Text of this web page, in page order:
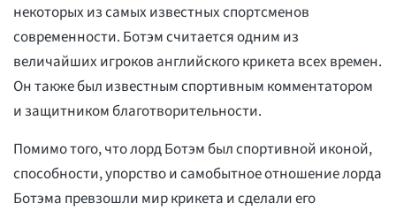
некоторых из самых известных спортсменов
современности. Ботэм считается одним из
величайших игроков английского крикета всех времен.
Он также был известным спортивным комментатором
и защитником благотворительности.
Помимо того, что лорд Ботэм был спортивной иконой,
способности, упорство и самобытное отношение лорда
Ботэма превзошли мир крикета и сделали его